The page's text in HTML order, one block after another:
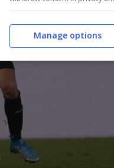
Manage options